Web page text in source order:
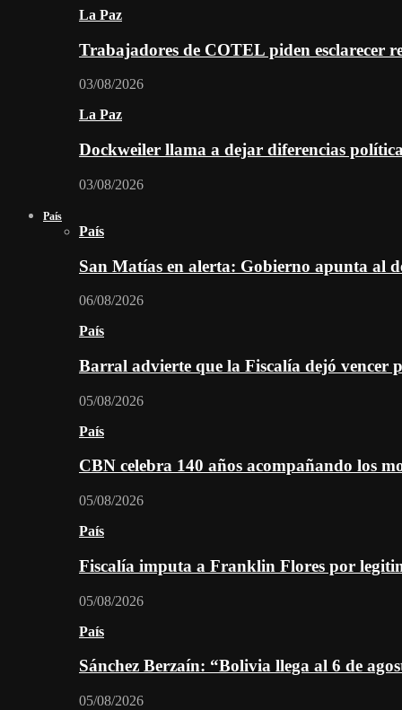
La Paz
Trabajadores de COTEL piden esclarecer
03/08/2026
La Paz
Dockweiler llama a dejar diferencias
03/08/2026
País
País
San Matías en alerta: Gobierno apunta al
06/08/2026
País
Barral advierte que la Fiscalía dejó vencer
05/08/2026
País
CBN celebra 140 años acompañando los
05/08/2026
País
Fiscalía imputa a Franklin Flores por
05/08/2026
País
Sánchez Berzaín: “Bolivia llega al 6 de
05/08/2026